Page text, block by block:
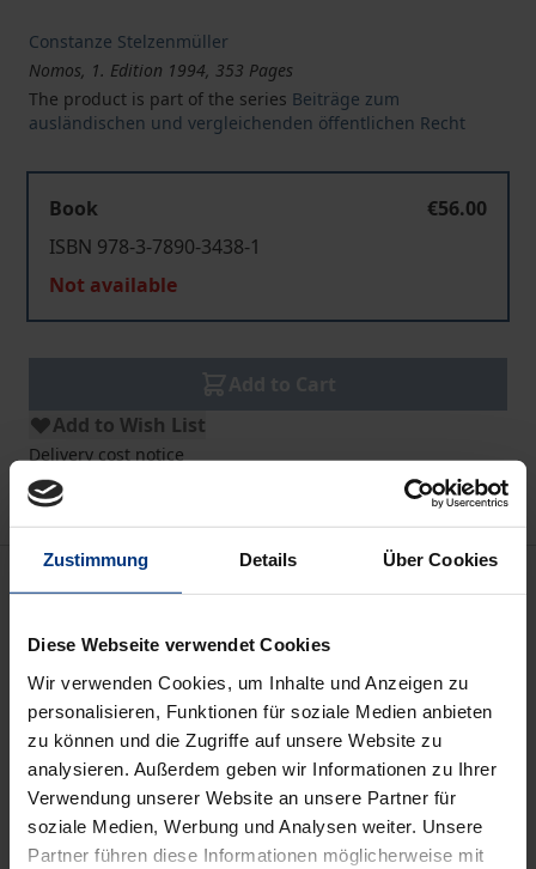
Zustimmung Details Über Cookies
Diese Webseite verwendet Cookies
Wir verwenden Cookies, um Inhalte und Anzeigen zu
personalisieren, Funktionen für soziale Medien anbieten
zu können und die Zugriffe auf unsere Website zu
analysieren. Außerdem geben wir Informationen zu Ihrer
Verwendung unserer Website an unsere Partner für
soziale Medien, Werbung und Analysen weiter. Unsere
Partner führen diese Informationen möglicherweise mit
Constanze Stelzenmüller
Nomos, 1. Edition 1994, 353 Pages
The product is part of the series Beiträge zum
ausländischen und vergleichenden öffentlichen Recht
Book
€56.00
ISBN 978-3-7890-3438-1
Not available
Add to Wish List
Delivery cost notice
Description
Sind direktdemokratische Elemente – in Form von
Wahlen und Abstimmungen – mit einer
repräsentativdemokratischen Verfassungsordnung
vereinbar? Hierüber herrscht seit dem Untergang
der Weimarer Republik in Deutschland Streit; die
friedliche Auflösung der DDR und des Ostblocks hat
ihm neue Nahrung gegeben. Mangels Erfahrung